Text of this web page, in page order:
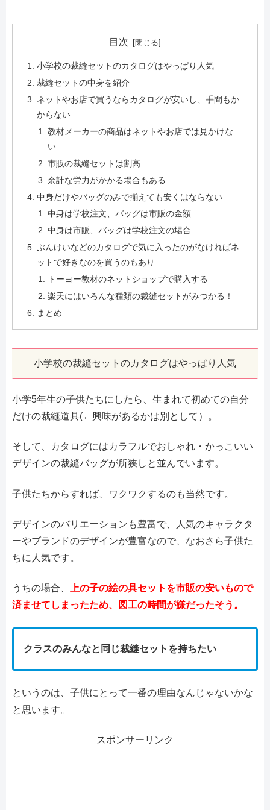
目次
小学校の裁縫セットのカタログはやっぱり人気
裁縫セットの中身を紹介
ネットやお店で買うならカタログが安いし、手間もか
からない
教材メーカーの商品はネットやお店では見かけな
い
市販の裁縫セットは割高
余計な労力がかかる場合もある
中身だけやバッグのみで揃えても安くはならない
中身は学校注文、バッグは市販の金額
中身は市販、バッグは学校注文の場合
ぶんけいなどのカタログで気に入ったのがなければネ
ットで好きなのを買うのもあり
トーヨー教材のネットショップで購入する
楽天にはいろんな種類の裁縫セットがみつかる！
まとめ
小学校の裁縫セットのカタログはやっぱり人気
小学5年生の子供たちにしたら、生まれて初めての自分
だけの裁縫道具(←興味があるかは別として）。
そして、カタログにはカラフルでおしゃれ・かっこいい
デザインの裁縫バッグが所狭しと並んでいます。
子供たちからすれば、ワクワクするのも当然です。
デザインのバリエーションも豊富で、人気のキャラクタ
ーやブランドのデザインが豊富なので、なおさら子供た
ちに人気です。
うちの場合、 上の子の絵の具セットを市販の安いもので
済ませてしまったため、図工の時間が嫌だったそう。
クラスのみんなと同じ裁縫セットを持ちたい
というのは、子供にとって一番の理由なんじゃないかな
と思います。
スポンサーリンク